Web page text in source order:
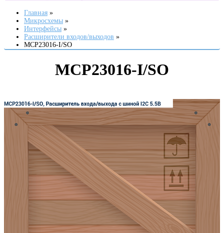
Главная
Микросхемы
Интерфейсы
Расширители входов/выходов
MCP23016-I/SO
MCP23016-I/SO